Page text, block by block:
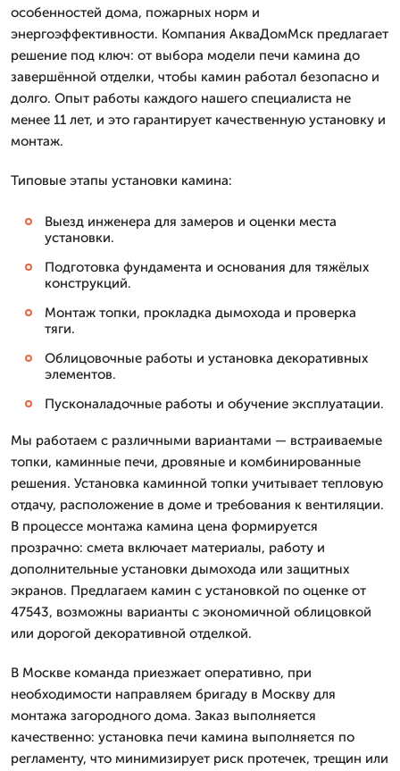
особенностей дома, пожарных норм и
энергоэффективности. Компания АкваДомМск предлагает
решение под ключ: от выбора модели печи камина до
завершённой отделки, чтобы камин работал безопасно и
долго. Опыт работы каждого нашего специалиста не
менее 11 лет, и это гарантирует качественную установку и
монтаж.
Типовые этапы установки камина:
Выезд инженера для замеров и оценки места
установки.
Подготовка фундамента и основания для тяжёлых
конструкций.
Монтаж топки, прокладка дымохода и проверка
тяги.
Облицовочные работы и установка декоративных
элементов.
Пусконаладочные работы и обучение эксплуатации.
Мы работаем с различными вариантами — встраиваемые
топки, каминные печи, дровяные и комбинированные
решения. Установка каминной топки учитывает тепловую
отдачу, расположение в доме и требования к вентиляции.
В процессе монтажа камина цена формируется
прозрачно: смета включает материалы, работу и
дополнительные установки дымохода или защитных
экранов. Предлагаем камин с установкой по оценке от
47543, возможны варианты с экономичной облицовкой
или дорогой декоративной отделкой.
В Москве команда приезжает оперативно, при
необходимости направляем бригаду в Москву для
монтажа загородного дома. Заказ выполняется
качественно: установка печи камина выполняется по
регламенту, что минимизирует риск протечек, трещин или